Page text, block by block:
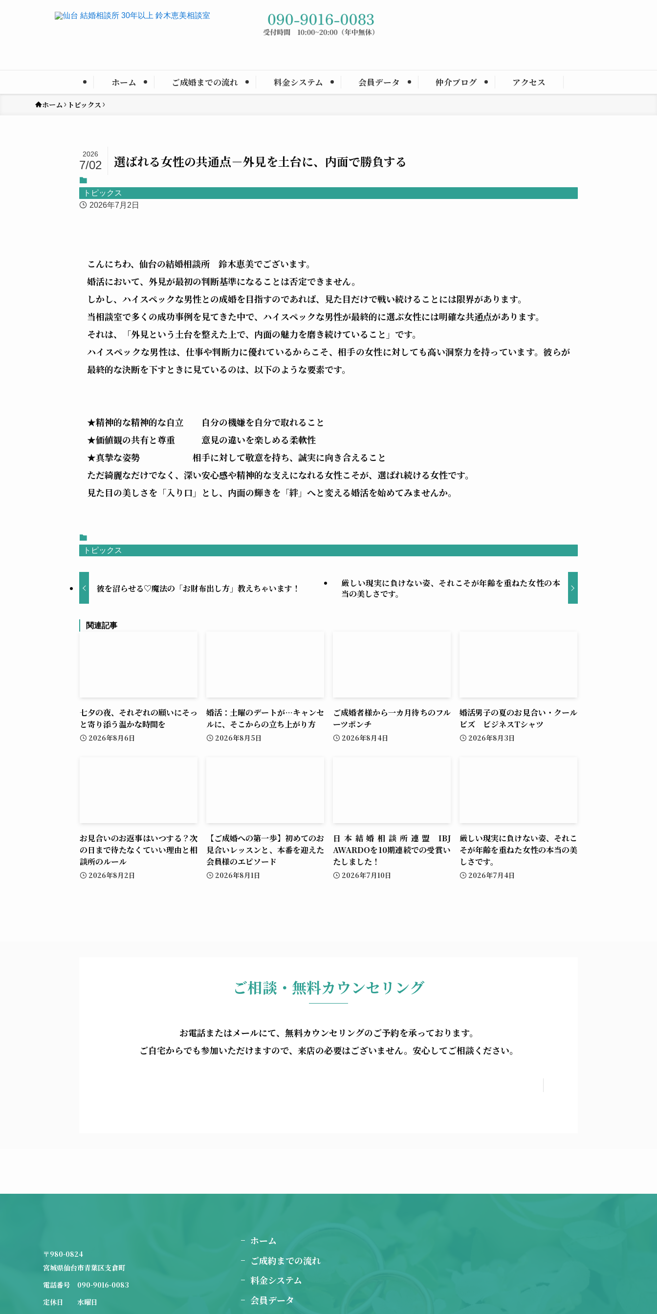
ホーム ご成婚までの流れ 料金システム 会員データ 仲介ブログ アクセス
ホーム トピックス
選ばれる女性の共通点－外見を土台に、内面で勝負する
2026
7/02
トピックス
2026年7月2日
こんにちわ、仙台の結婚相談所 鈴木恵美でございます。
婚活において、外見が最初の判断基準になることは否定できません。
しかし、ハイスペックな男性との成婚を目指すのであれば、見た目だけで戦い続けることには限界があります。
当相談室で多くの成功事例を見てきた中で、ハイスペックな男性が最終的に選ぶ女性には明確な共通点があります。
それは、「外見という土台を整えた上で、内面の魅力を磨き続けていること」です。
ハイスペックな男性は、仕事や判断力に優れているからこそ、相手の女性に対しても高い洞察力を持っています。彼らが
最終的な決断を下すときに見ているのは、以下のような要素です。
★精神的な精神的な自立 自分の機嫌を自分で取れること
★価値観の共有と尊重 意見の違いを楽しめる柔軟性
★真摯な姿勢 相手に対して敬意を持ち、誠実に向き合えること
ただ綺麗なだけでなく、深い安心感や精神的な支えになれる女性こそが、選ばれ続ける女性です。
見た目の美しさを「入り口」とし、内面の輝きを「絆」へと変える婚活を始めてみませんか。
トピックス
彼を沼らせる♡魔法の「お財布出し方」教えちゃいます！
厳しい現実に負けない姿、それこそが年齢を重ねた女性の本
当の美しさです。
関連記事
七夕の夜、それぞれの願いにそっ
と寄り添う温かな時間を
2026年8月6日
婚活：土曜のデートが…キャンセ
ルに、そこからの立ち上がり方
2026年8月5日
ご成婚者様から一カ月待ちのフル
ーツポンチ
2026年8月4日
婚活男子の夏のお見合い・クール
ビズ ビジネスTシャツ
2026年8月3日
お見合いのお返事はいつする？次
の日まで待たなくていい理由と相
談所のルール
2026年8月2日
【ご成婚への第一歩】初めてのお
見合いレッスンと、本番を迎えた
会員様のエピソード
2026年8月1日
日本結婚相談所連盟 IBJ
AWARDOを10期連続での受賞い
たしました！
2026年7月10日
厳しい現実に負けない姿、それこ
そが年齢を重ねた女性の本当の美
しさです。
2026年7月4日
ご相談・無料カウンセリング
お電話またはメールにて、無料カウンセリングのご予約を承っております。
ご自宅からでも参加いただけますので、来店の必要はございません。安心してご相談ください。
〒980-0824
宮城県仙台市青葉区支倉町
電話番号 090-9016-0083
定休日 水曜日
ホーム
ご成約までの流れ
料金システム
会員データ